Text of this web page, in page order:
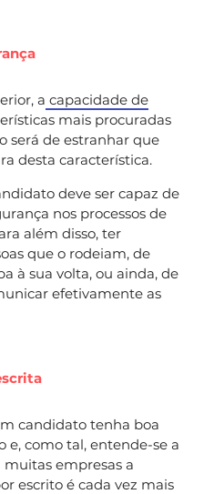
a capacidade de
mais procuradas
será de estranhar que
desta característica.
deve ser capaz de
nos processos de
além disso, ter
que o rodeiam, de
à sua volta, ou ainda, de
efetivamente as
candidato tenha boa
e, como tal, entende-se a
muitas empresas a
escrito é cada vez mais